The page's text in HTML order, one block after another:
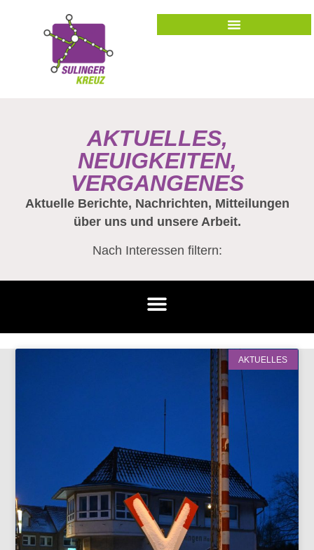
AKTUELLES,
NEUIGKEITEN,
VERGANGENES
Aktuelle Berichte, Nachrichten, Mitteilungen
über uns und unsere Arbeit.
Nach Interessen filtern:
AKTUELLES